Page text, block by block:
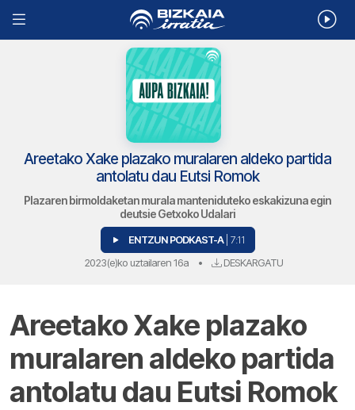
Areetako Xake plazako muralaren aldeko partida
antolatu dau Eutsi Romok
Plazaren birmoldaketan murala manteniduteko eskakizuna egin
deutsie Getxoko Udalari
ENTZUN PODKAST-A | 7:11
2023(e)ko uztailaren 16a • DESKARGATU
Areetako Xake plazako
muralaren aldeko partida
antolatu dau Eutsi Romok